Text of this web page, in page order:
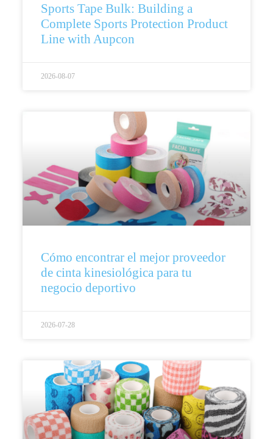
Sports Tape Bulk: Building a
Complete Sports Protection Product
Line with Aupcon
2026-08-07
Cómo encontrar el mejor proveedor
de cinta kinesiológica para tu
negocio deportivo
2026-07-28